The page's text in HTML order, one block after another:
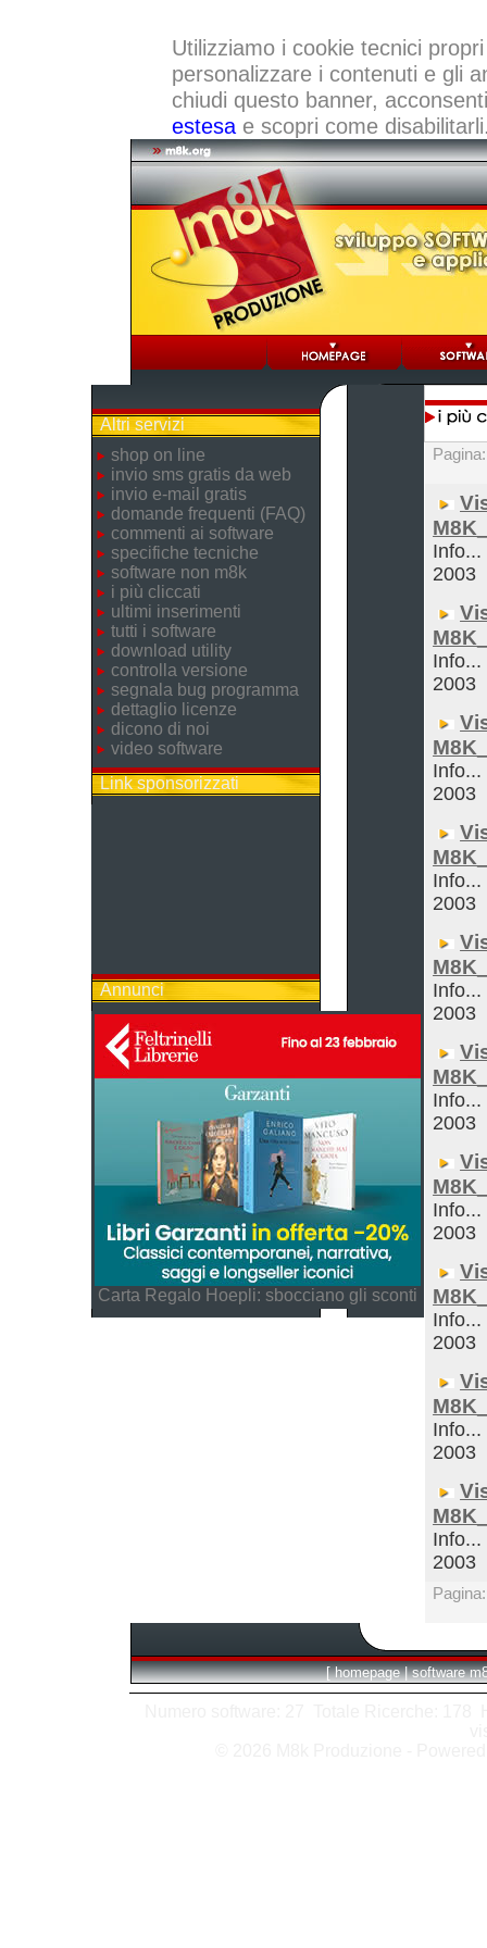
Utilizziamo i cookie tecnici
personalizzare i contenuti e gli
chiudi questo banner,
estesae scopri come
Altri servizi
shop on line
invio sms gratis da web
invio e-mail gratis
domande frequenti (FAQ)
commenti ai software
specifiche tecniche
software non m8k
i più cliccati
ultimi inserimenti
tutti i software
download utility
controlla versione
segnala bug programma
dettaglio licenze
dicono di noi
video software
Link sponsorizzati
Annunci
Carta Regalo Hoepli: sbocciano gli sconti
Info...
2003
Info...
2003
Info...
2003
Info...
2003
Info...
2003
Info...
2003
Info...
2003
Info...
2003
Info...
2003
Info...
2003
[ homepage | software